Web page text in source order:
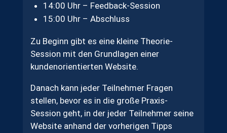
14:00 Uhr – Feedback-Session
15:00 Uhr – Abschluss
Zu Beginn gibt es eine kleine Theorie-
Session mit den Grundlagen einer
kundenorientierten Website.
Danach kann jeder Teilnehmer Fragen
stellen, bevor es in die große Praxis-
Session geht, in der jeder Teilnehmer seine
Website anhand der vorherigen Tipps